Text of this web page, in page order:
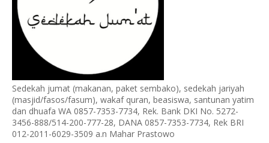
Sedekah jumat (makanan, paket sembako), sedekah jariyah
(masjid/fasos/fasum), wakaf quran, beasiswa, santunan yatim
dan dhuafa WA 0857-7353-7734, Rek. Bank DKI No. 5272-
3456-888/514-200-777-28, DANA 0857-7353-7734, Rek BRI
012-2011-6029-3509 a.n Mahar Prastowo